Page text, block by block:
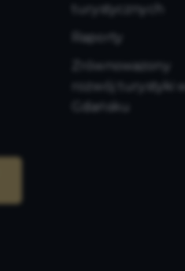
turystycznych
Raporty
Zrównoważony
rozwój turystyki w
Gdańsku